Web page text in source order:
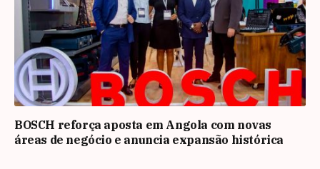
BOSCH reforça aposta em Angola com novas
áreas de negócio e anuncia expansão histórica